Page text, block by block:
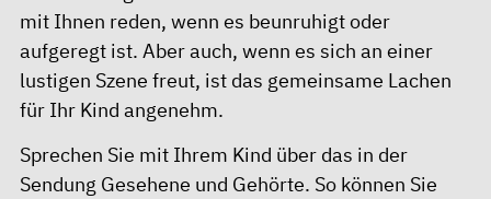
mit Ihnen reden, wenn es beunruhigt oder
aufgeregt ist. Aber auch, wenn es sich an einer
lustigen Szene freut, ist das gemeinsame Lachen
für Ihr Kind angenehm.
Sprechen Sie mit Ihrem Kind über das in der
Sendung Gesehene und Gehörte. So können Sie